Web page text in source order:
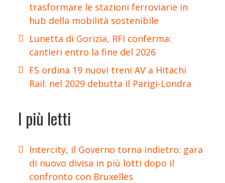
trasformare le stazioni ferroviarie in
hub della mobilità sostenibile
Lunetta di Gorizia, RFI conferma:
cantieri entro la fine del 2026
FS ordina 19 nuovi treni AV a Hitachi
Rail: nel 2029 debutta il Parigi-Londra
I più letti
Intercity, il Governo torna indietro: gara
di nuovo divisa in più lotti dopo il
confronto con Bruxelles